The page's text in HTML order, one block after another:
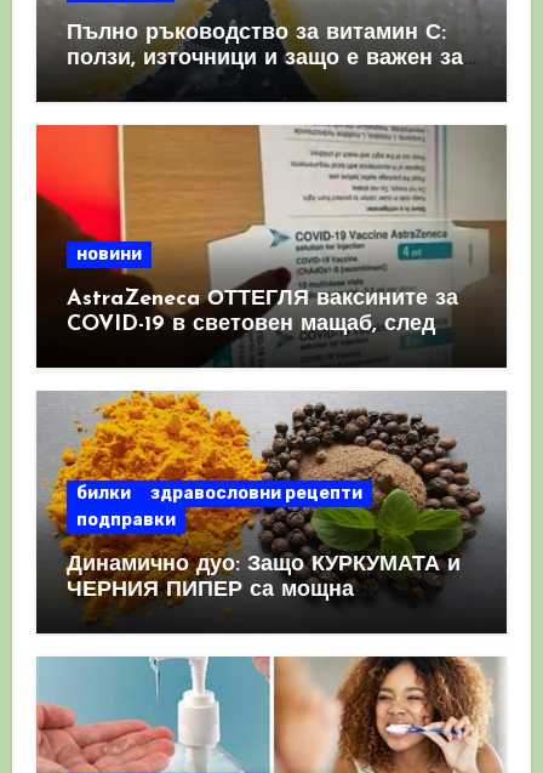
Пълно ръководство за витамин С:
ползи, източници и защо е важен за
имунната система
новини
AstraZeneca ОТТЕГЛЯ ваксините за
COVID-19 в световен мащаб, след
като призна, че те причиняват
КРЪВНИ съсиреци
билки
здравословни рецепти
подправки
Динамично дуо: Защо КУРКУМАТА и
ЧЕРНИЯ ПИПЕР са мощна
комбинация